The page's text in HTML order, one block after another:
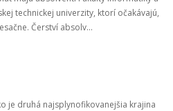
technickej univerzity, ktorí očakávajú,
Čerství absolv...
je druhá najsplynofikovanejšia krajina